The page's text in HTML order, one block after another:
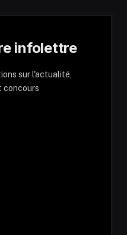
infolettre
sur l'actualité,
concours